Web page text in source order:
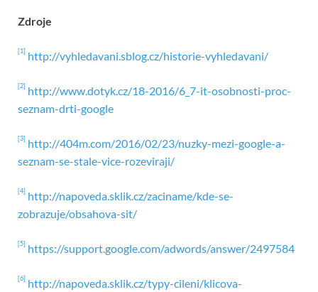
Zdroje
[1] http://vyhledavani.sblog.cz/historie-vyhledavani/
[2] http://www.dotyk.cz/18-2016/6_7-it-osobnosti-proc-
seznam-drti-google
[3] http://404m.com/2016/02/23/nuzky-mezi-google-a-
seznam-se-stale-vice-rozeviraji/
[4] http://napoveda.sklik.cz/zaciname/kde-se-
zobrazuje/obsahova-sit/
[5] https://support.google.com/adwords/answer/2497584
[6] http://napoveda.sklik.cz/typy-cileni/klicova-